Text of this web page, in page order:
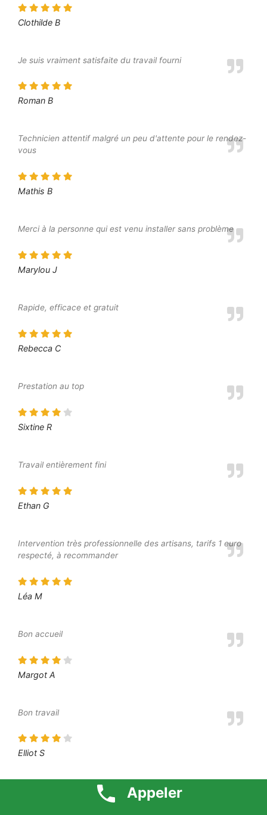
Clothilde B
Je suis vraiment satisfaite du travail fourni
Roman B
Technicien attentif malgré un peu d'attente pour le rendez-
vous
Mathis B
Merci à la personne qui est venu installer sans problème
Marylou J
Rapide, efficace et gratuit
Rebecca C
Prestation au top
Sixtine R
Travail entièrement fini
Ethan G
Intervention très professionnelle des artisans, tarifs 1 euro
respecté, à recommander
Léa M
Bon accueil
Margot A
Bon travail
Elliot S
L’intervenant a été à l’écoute de mes besoins
Appeler